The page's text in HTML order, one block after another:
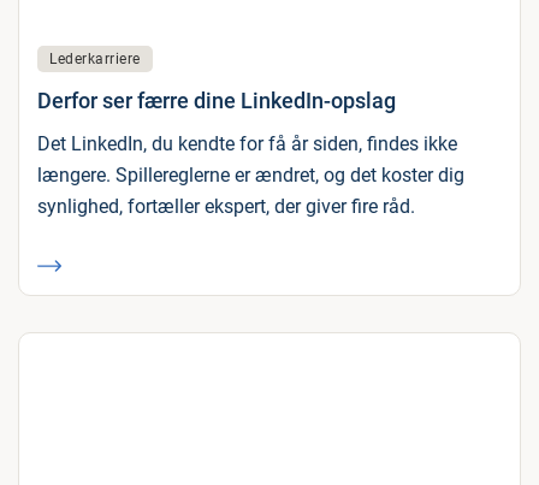
Lederkarriere
Derfor ser færre dine LinkedIn-opslag
Det LinkedIn, du kendte for få år siden, findes ikke
længere. Spillereglerne er ændret, og det koster dig
synlighed, fortæller ekspert, der giver fire råd.